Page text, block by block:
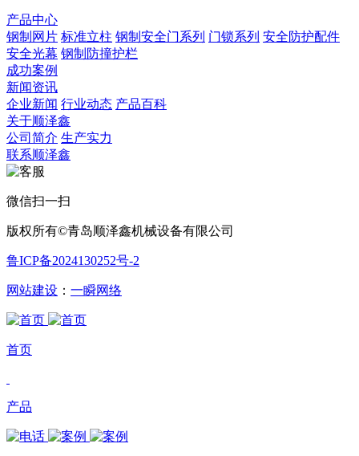
产品中心
钢制网片 标准立柱 钢制安全门系列 门锁系列 安全防护配件
安全光幕 钢制防撞护栏
成功案例
新闻资讯
企业新闻 行业动态 产品百科
关于顺泽鑫
公司简介 生产实力
联系顺泽鑫
微信扫一扫
版权所有©青岛顺泽鑫机械设备有限公司
鲁ICP备2024130252号-2
网站建设 ： 一瞬网络
首页
产品